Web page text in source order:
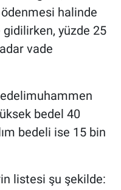
halinde
yüzde 25
vade
bedel 40
bedeli ise 15 bin
listesi şu şekilde: